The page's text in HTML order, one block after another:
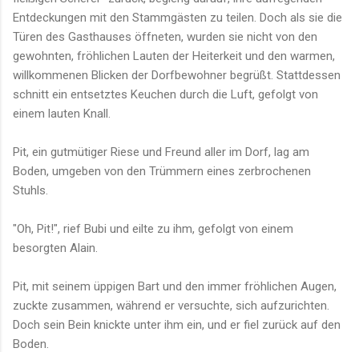
Entdeckungen mit den Stammgästen zu teilen. Doch als sie die
Türen des Gasthauses öffneten, wurden sie nicht von den
gewohnten, fröhlichen Lauten der Heiterkeit und den warmen,
willkommenen Blicken der Dorfbewohner begrüßt. Stattdessen
schnitt ein entsetztes Keuchen durch die Luft, gefolgt von
einem lauten Knall.
Pit, ein gutmütiger Riese und Freund aller im Dorf, lag am
Boden, umgeben von den Trümmern eines zerbrochenen
Stuhls.
"Oh, Pit!", rief Bubi und eilte zu ihm, gefolgt von einem
besorgten Alain.
Pit, mit seinem üppigen Bart und den immer fröhlichen Augen,
zuckte zusammen, während er versuchte, sich aufzurichten.
Doch sein Bein knickte unter ihm ein, und er fiel zurück auf den
Boden.